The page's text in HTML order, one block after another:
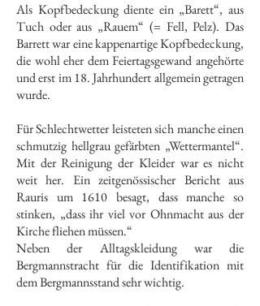
Als Kopfbedeckung diente ein „Barett“, aus
Tuch oder aus „Rauem“ (= Fell, Pelz). Das
Barrett war eine kappenartige Kopfbedeckung,
die wohl eher dem Feiertagsgewand angehörte
und erst im 18. Jahrhundert allgemein getragen
wurde.
Für Schlechtwetter leisteten sich manche einen
schmutzig hellgrau gefärbten „Wettermantel“.
Mit der Reinigung der Kleider war es nicht
weit her. Ein zeitgenössischer Bericht aus
Rauris um 1610 besagt, dass manche so
stinken, „dass ihr viel vor Ohnmacht aus der
Kirche fliehen müssen.“
Neben der Alltagskleidung war die
Bergmannstracht für die Identifikation mit
dem Bergmannsstand sehr wichtig.